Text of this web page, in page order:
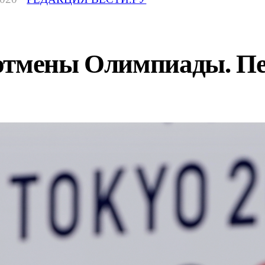
Олимпиады.